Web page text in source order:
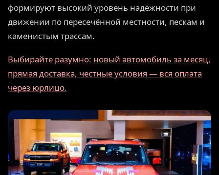
формируют высокий уровень надёжности при
движении по пересечённой местности, пескам и
каменистым трассам.
Выбирайте разумно: новый автомобиль за месяц,
прямая доставка, честные условия — вся оплата
через юрлицо.